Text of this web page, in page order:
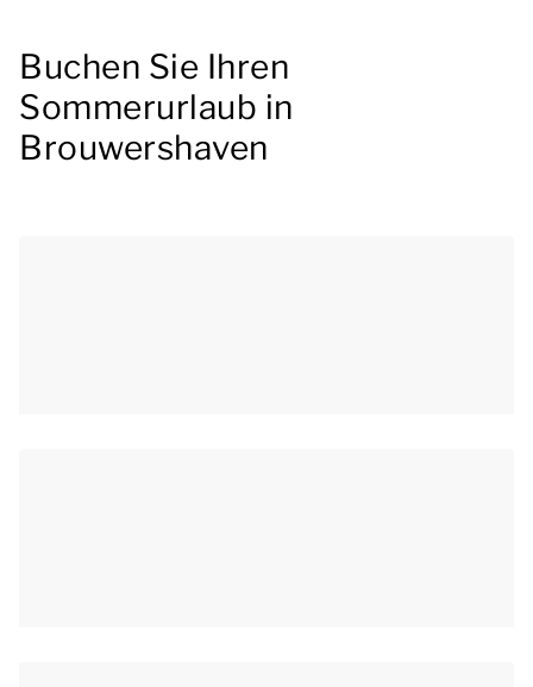
Buchen Sie Ihren
Sommerurlaub in
Brouwershaven